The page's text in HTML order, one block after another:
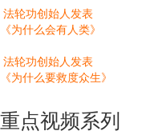
法轮功创始人发表
《为什么会有人类》
法轮功创始人发表
《为什么要救度众生》
重点视频系列